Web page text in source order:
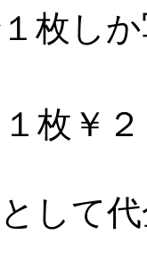
枚し
枚￥
して